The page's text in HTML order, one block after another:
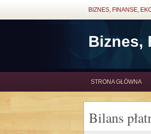
BIZNES, FINANSE,
Biznes,
STRONA GŁÓWNA
Bilans